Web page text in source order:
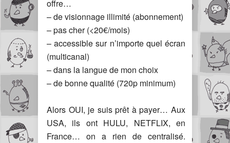
offre…
– de visionnage illimité (abonnement)
– pas cher (<20€/mois)
– accessible sur n’importe quel écran
(multicanal)
– dans la langue de mon choix
– de bonne qualité (720p minimum)
Alors OUI, je suis prêt à payer… Aux
USA, ils ont HULU, NETFLIX, en
France… on a rien de centralisé.